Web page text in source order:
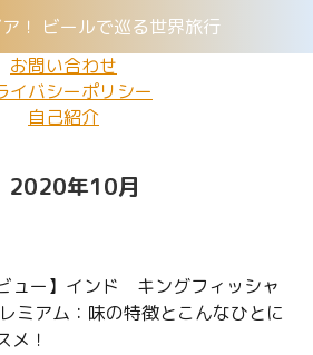
！ ビールで巡る世界旅行
お問い合わせ
イバシーポリシー
自己紹介
2020年10月
ュー】インド キングフィッシャ
ミアム：味の特徴とこんなひとに
メ！